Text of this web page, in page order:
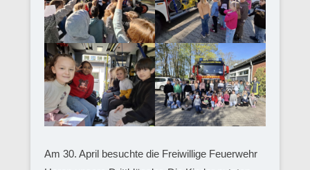
Am 30. April besuchte die Freiwillige Feuerwehr